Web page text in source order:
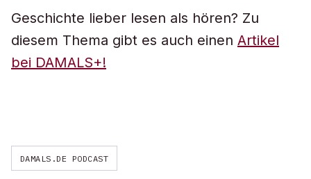
Geschichte lieber lesen als hören? Zu
diesem Thema gibt es auch einen Artikel
bei DAMALS+!
DAMALS.DE PODCAST